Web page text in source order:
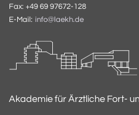
Fax: +49 69 97672-128
E-Mail: info@laekh.de
Akademie für Ärztliche Fort-